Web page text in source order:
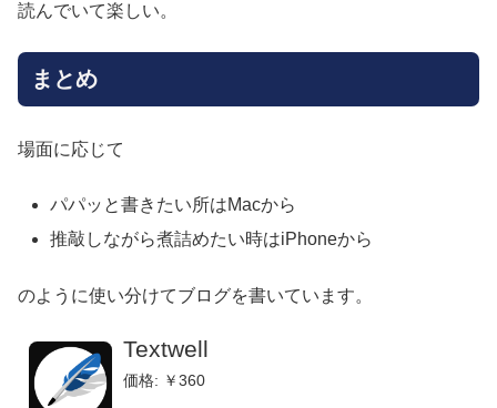
読んでいて楽しい。
まとめ
場面に応じて
パパッと書きたい所はMacから
推敲しながら煮詰めたい時はiPhoneから
のように使い分けてブログを書いています。
Textwell
価格: ￥360